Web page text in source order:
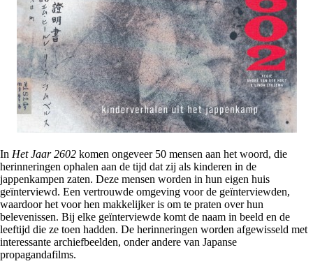
In Het Jaar 2602 komen ongeveer 50 mensen aan het woord, die
herinneringen ophalen aan de tijd dat zij als kinderen in de
jappenkampen zaten. Deze mensen worden in hun eigen huis
geïnterviewd. Een vertrouwde omgeving voor de geïnterviewden,
waardoor het voor hen makkelijker is om te praten over hun
belevenissen. Bij elke geïnterviewde komt de naam in beeld en de
leeftijd die ze toen hadden. De herinneringen worden afgewisseld met
interessante archiefbeelden, onder andere van Japanse
propagandafilms.